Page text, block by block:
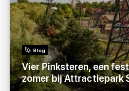
Blog
Vier Pinksteren, een
zomer bij Attractiepark